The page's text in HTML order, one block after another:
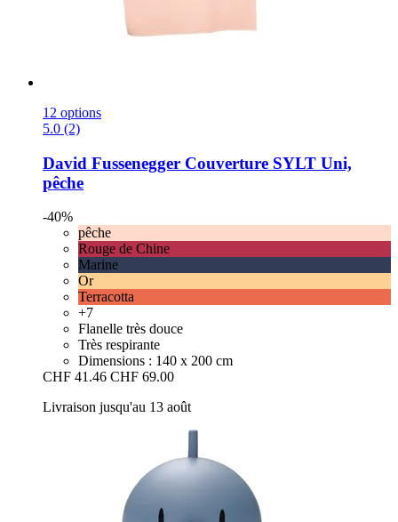
12 options
5.0 (2)
David Fussenegger Couverture SYLT Uni,
pêche
-40%
pêche
Rouge de Chine
Marine
Or
Terracotta
+7
Flanelle très douce
Très respirante
Dimensions : 140 x 200 cm
CHF 41.46 CHF 69.00
Livraison jusqu'au 13 août